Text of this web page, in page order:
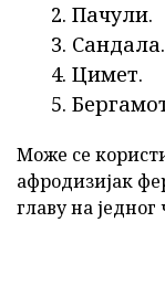
Пачули.
Сандала.
Цимет.
Може се
афродизијак
главу на једног